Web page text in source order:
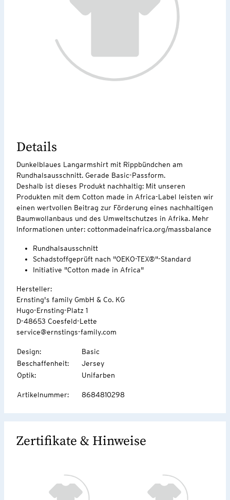
Details
Dunkelblaues Langarmshirt mit Rippbündchen am
Rundhalsausschnitt. Gerade Basic-Passform.
Deshalb ist dieses Produkt nachhaltig: Mit unseren
Produkten mit dem Cotton made in Africa-Label leisten wir
einen wertvollen Beitrag zur Förderung eines nachhaltigen
Baumwollanbaus und des Umweltschutzes in Afrika. Mehr
Informationen unter: cottonmadeinafrica.org/massbalance
Rundhalsausschnitt
Schadstoffgeprüft nach "OEKO-TEX®"-Standard
Initiative "Cotton made in Africa"
Hersteller:
Ernsting's family GmbH & Co. KG
Hugo-Ernsting-Platz 1
D-48653 Coesfeld-Lette
service@ernstings-family.com
Design:
Basic
Beschaffenheit:
Jersey
Optik: Unifarben
Artikelnummer: 8684810298
Zertifikate & Hinweise